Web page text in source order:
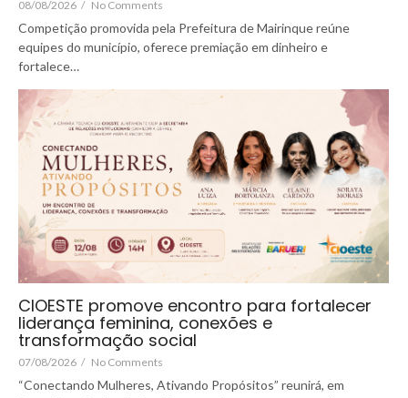
08/08/2026 / No Comments
Competição promovida pela Prefeitura de Mairinque reúne
equipes do município, oferece premiação em dinheiro e
fortalece…
CIOESTE promove encontro para fortalecer
liderança feminina, conexões e
transformação social
07/08/2026 / No Comments
“Conectando Mulheres, Ativando Propósitos” reunirá, em